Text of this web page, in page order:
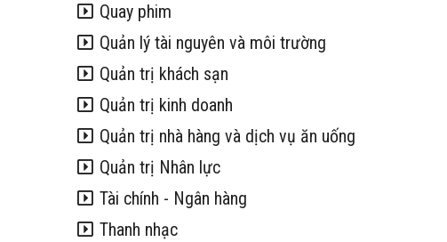
Quay phim
Quản lý tài nguyên và môi trường
Quản trị khách sạn
Quản trị kinh doanh
Quản trị nhà hàng và dịch vụ ăn uống
Quản trị Nhân lực
Tài chính - Ngân hàng
Thanh nhạc